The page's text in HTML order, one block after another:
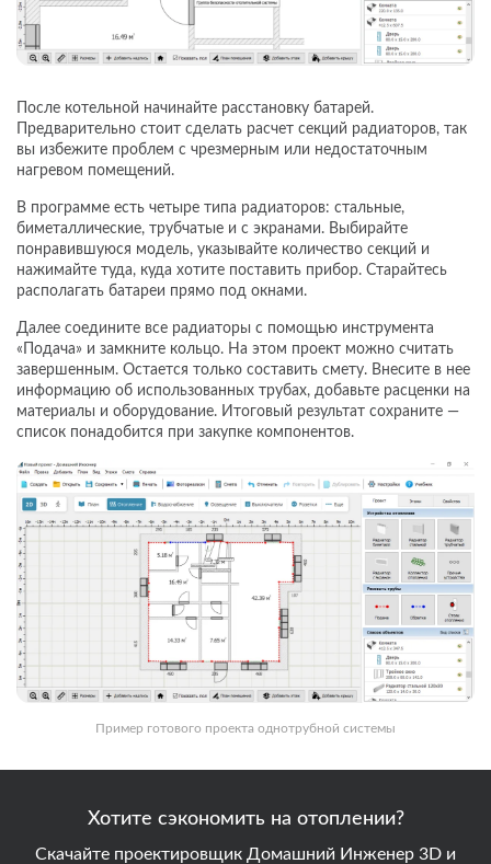
После котельной начинайте расстановку батарей.
Предварительно стоит сделать расчет секций радиаторов, так
вы избежите проблем с чрезмерным или недостаточным
нагревом помещений.
В программе есть четыре типа радиаторов: стальные,
биметаллические, трубчатые и с экранами. Выбирайте
понравившуюся модель, указывайте количество секций и
нажимайте туда, куда хотите поставить прибор. Старайтесь
располагать батареи прямо под окнами.
Далее соедините все радиаторы с помощью инструмента
«Подача» и замкните кольцо. На этом проект можно считать
завершенным. Остается только составить смету. Внесите в нее
информацию об использованных трубах, добавьте расценки на
материалы и оборудование. Итоговый результат сохраните —
список понадобится при закупке компонентов.
Пример готового проекта однотрубной системы
Хотите сэкономить на отоплении?
Скачайте проектировщик Домашний Инженер 3D и